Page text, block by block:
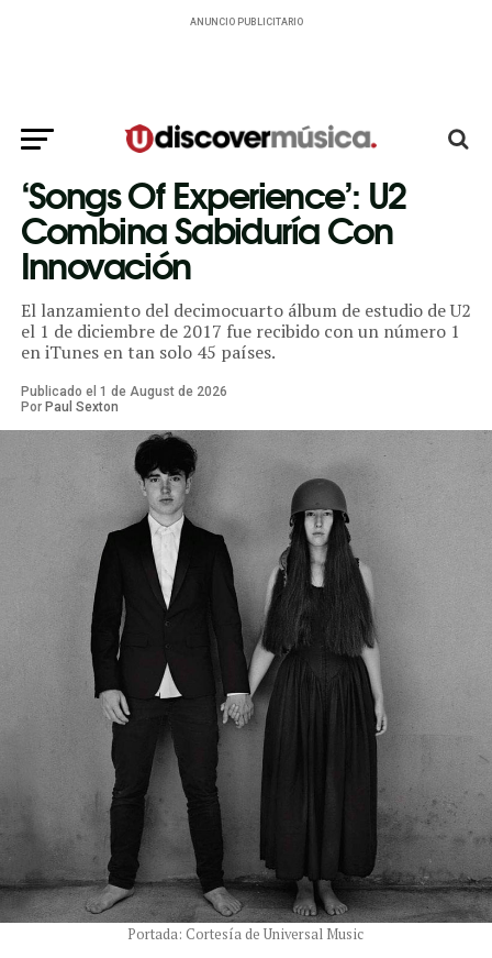
ANUNCIO PUBLICITARIO
‘Songs Of Experience’: U2
Combina Sabiduría Con
Innovación
El lanzamiento del decimocuarto álbum de estudio de U2
el 1 de diciembre de 2017 fue recibido con un número 1
en iTunes en tan solo 45 países.
Publicado el 1 de August de 2026
Por Paul Sexton
Portada: Cortesía de Universal Music